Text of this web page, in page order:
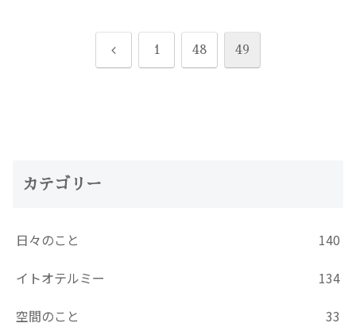
前 1 48 49
カテゴリー
日々のこと
140
イトオテルミー
134
空間のこと
33